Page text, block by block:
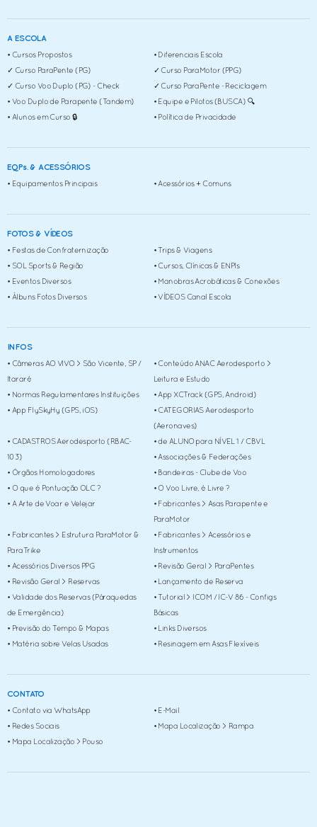
• Conteúdo ANAC Aerodesporto > Leitura e Estudo
• Normas Regulamentares Instituições
• App XCTrack (GPS, Android)
• Órgãos Homologadores
• Bandeiras - Clube de Voo
• O que é Pontuação OLC ?
• Fabricantes > Asas Parapente e ParaMotor
• Fabricantes > Estrutura ParaMotor & ParaTrike
• Acessórios Diversos PPG
• Revisão Geral > ParaPentes
• Revisão Geral > Reservas
• Lançamento de Reserva
• Validade dos Reservas (Páraquedas de
Emergência)
• Previsão do Tempo & Mapas
• Links Diversos
• Matéria sobre Velas Usadas
• Resinagem em Asas Flexíveis
CONTATO
• Redes Sociais
• Mapa Localização > Rampa
A ESCOLA
• Cursos Propostos • Diferenciais Escola
✓ Curso ParaPente (PG) ✓ Curso ParaMotor (PPG)
✓ Curso Voo Duplo (PG) - Check ✓ Curso ParaPente - Reciclagem
• Voo Duplo de Parapente (Tandem) • Equipe e Pilotos (BUSCA) 🔍
• Alunos em Curso 🔒 • Política de Privacidade
EQPs. & ACESSÓRIOS
• Equipamentos Principais • Acessórios + Comuns
FOTOS & VÍDEOS
• Festas de Confraternização • Trips & Viagens
• SOL Sports & Região • Cursos, Clínicas & ENPIs
• Eventos Diversos • Manobras Acrobáticas & Conexões
• Álbuns Fotos Diversos • VÍDEOS Canal Escola
INFOS
• Câmeras AO VIVO > São Vicente, SP /
Itararé
• Conteúdo ANAC Aerodesporto >
Leitura e Estudo
• Normas Regulamentares Instituições • App XCTrack (GPS, Android)
• App FlySkyHy (GPS, iOS) • CATEGORIAS Aerodesporto
(Aeronaves)
• CADASTROS Aerodesporto (RBAC-
103)
• de ALUNO para NÍVEL 1 / CBVL
• Associações & Federações
• Órgãos Homologadores • Bandeiras - Clube de Voo
• O que é Pontuação OLC ? • O Voo Livre, é Livre ?
• A Arte de Voar e Velejar • Fabricantes > Asas Parapente e
ParaMotor
• Fabricantes > Estrutura ParaMotor &
ParaTrike
• Fabricantes > Acessórios e
Instrumentos
• Acessórios Diversos PPG • Revisão Geral > ParaPentes
• Revisão Geral > Reservas • Lançamento de Reserva
• Validade dos Reservas (Páraquedas
de Emergência)
• Tutorial > ICOM / IC-V 86 - Configs
Básicas
• Previsão do Tempo & Mapas • Links Diversos
• Matéria sobre Velas Usadas • Resinagem em Asas Flexíveis
CONTATO
• Contato via WhatsApp • E-Mail
• Redes Sociais • Mapa Localização > Rampa
• Mapa Localização > Pouso